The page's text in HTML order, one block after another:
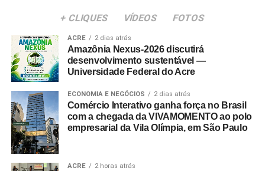
+ CLIQUES VÍDEOS FOTOS
ACRE 2 dias atrás
Amazônia Nexus-2026 discutirá
desenvolvimento sustentável —
Universidade Federal do Acre
ECONOMIA E NEGÓCIOS 2 dias atrás
Comércio Interativo ganha força no Brasil
com a chegada da VIVAMOMENTO ao polo
empresarial da Vila Olímpia, em São Paulo
ACRE 2 horas atrás